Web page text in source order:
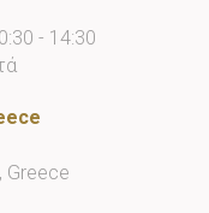
- 14:30
Greece